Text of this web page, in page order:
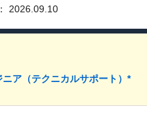
2026.09.10
ア（テクニカルサポート）*